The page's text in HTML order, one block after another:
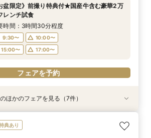
9:30〜
15:00〜
17:00〜
フェアを予約
10:00〜
フェアを予約
10:00〜
17:00〜
フェアを予約
9:30〜
15:00〜
17:00〜
フェアを予約
9:30〜
15:00〜
17:00〜
フェアを予約
9:30〜
15:00〜
17:00〜
フェアを予約
9:30〜
15:00〜
17:00〜
フェアを予約
盆限定》前撮り特典付★国産牛含む豪華2万
レンチ試食
時間：3時間30分程度
9:30〜
10:00〜
15:00〜
17:00〜
フェアを予約
特典あり
限定開催【130万特典】豪華2万円試食
坪の貸切邸宅
宅で式場見学★】在宅&スマホでOK！オン
ン相談会♪
っている方も大歓迎】最短90分×見積もり相
回試食付
特典あり
々日〜当日予約◎／フレンチ試食＆直前予約
前撮り特典付
特典あり
名広々】大人数ゲスト◎好立地の貸切リ
トウエディング
ォト婚】貸切邸宅で残す大切な一日！期間限
典付相談会
特典あり
限定【130万優待★ドレス試着】光の大聖堂
スイーツ
ほかのフェアを見る（7件）
典あり